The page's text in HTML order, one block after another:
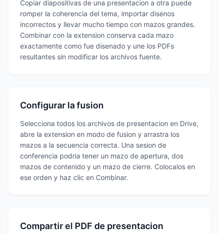
Copiar diapositivas de una presentacion a otra puede
romper la coherencia del tema, importar disenos
incorrectos y llevar mucho tiempo con mazos grandes.
Combinar con la extension conserva cada mazo
exactamente como fue disenado y une los PDFs
resultantes sin modificar los archivos fuente.
Configurar la fusion
Selecciona todos los archivos de presentacion en Drive,
abre la extension en modo de fusion y arrastra los
mazos a la secuencia correcta. Una sesion de
conferencia podria tener un mazo de apertura, dos
mazos de contenido y un mazo de cierre. Colocalos en
ese orden y haz clic en Combinar.
Compartir el PDF de presentacion